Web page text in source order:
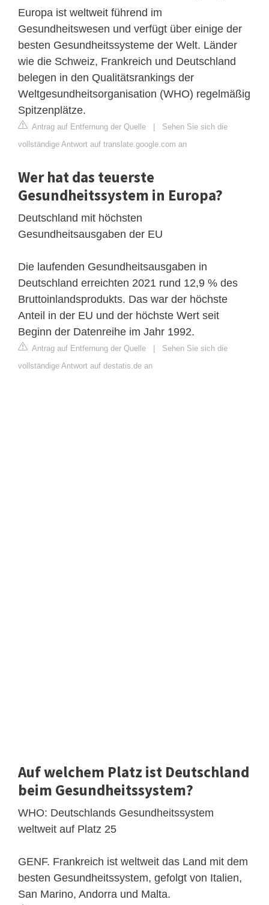
Europa ist weltweit führend im
Gesundheitswesen und verfügt über einige der
besten Gesundheitssysteme der Welt. Länder
wie die Schweiz, Frankreich und Deutschland
belegen in den Qualitätsrankings der
Weltgesundheitsorganisation (WHO) regelmäßig
Spitzenplätze.
Antrag auf Entfernung der Quelle | Sehen Sie sich die
vollständige Antwort auf translate.google.com an
Wer hat das teuerste
Gesundheitssystem in Europa?
Deutschland mit höchsten
Gesundheitsausgaben der EU
Die laufenden Gesundheitsausgaben in
Deutschland erreichten 2021 rund 12,9 % des
Bruttoinlandsprodukts. Das war der höchste
Anteil in der EU und der höchste Wert seit
Beginn der Datenreihe im Jahr 1992.
Antrag auf Entfernung der Quelle | Sehen Sie sich die
vollständige Antwort auf destatis.de an
Auf welchem Platz ist Deutschland
beim Gesundheitssystem?
WHO: Deutschlands Gesundheitssystem
weltweit auf Platz 25
GENF. Frankreich ist weltweit das Land mit dem
besten Gesundheitssystem, gefolgt von Italien,
San Marino, Andorra und Malta.